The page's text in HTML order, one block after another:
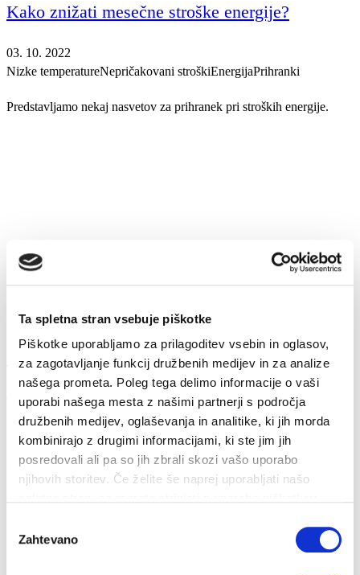
Ta spletna stran vsebuje piškotke
Piškotke uporabljamo za prilagoditev vsebin in oglasov,
za zagotavljanje funkcij družbenih medijev in za analize
našega prometa. Poleg tega delimo informacije o vaši
uporabi našega mesta z našimi partnerji s področja
družbenih medijev, oglaševanja in analitike, ki jih morda
kombinirajo z drugimi informacijami, ki ste jim jih
posredovali ali pa so jih zbrali skozi vašo uporabo
njihovih storitev. Če želite še naprej uporabljati našo
soglasja
Zahtevano
Kako znižati mesečne stroške energije?
03. 10. 2022
Nizke temperatureNepričakovani stroškiEnergijaPrihranki
Predstavljamo nekaj nasvetov za prihranek pri stroških energije.
Ukrepi za omilitev posledic energetske revšči...
08. 03. 2022
Nepričakovani stroškiPrihrankiEnergija
Po predlogu Zakona o nujnih ukrepih za omilitev posledic zaradi
vpliva visokih cen energen...